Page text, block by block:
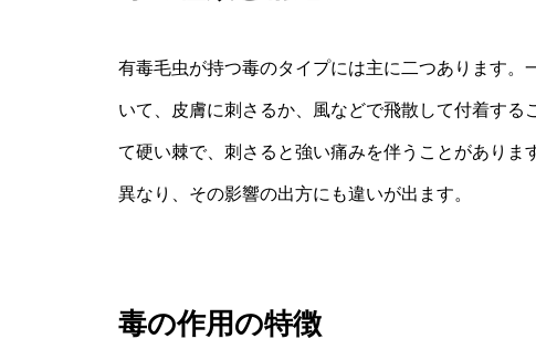
有毒毛虫が持つ毒のタイプには主に二つあります。
いて、皮膚に刺さるか、風などで飛散して付着する
て硬い棘で、刺さると強い痛みを伴うことがあり
異なり、その影響の出方にも違いが出ます。
毒の作用の特徴